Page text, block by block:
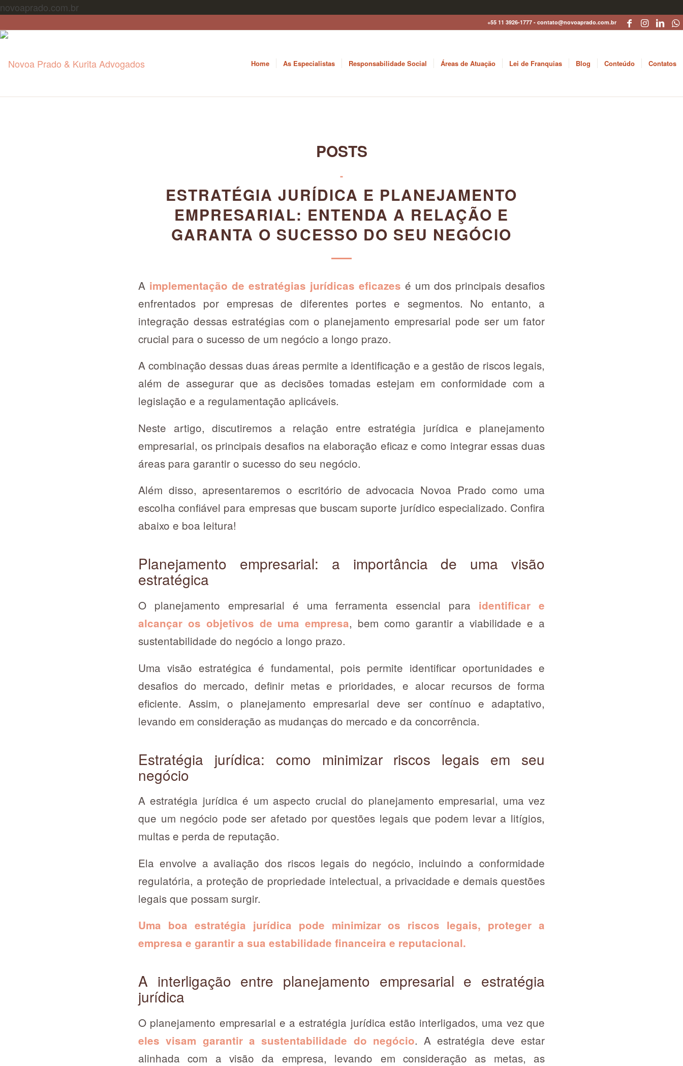
novoaprado.com.br
+55 11 3926-1777 - contato@novoaprado.com.br
Home As Especialistas Responsabilidade Social Áreas de Atuação Lei de Franquias Blog Conteúdo Contatos
POSTS
-
ESTRATÉGIA JURÍDICA E PLANEJAMENTO
EMPRESARIAL: ENTENDA A RELAÇÃO E
GARANTA O SUCESSO DO SEU NEGÓCIO
A implementação de estratégias jurídicas eficazes é um dos principais desafios
enfrentados por empresas de diferentes portes e segmentos. No entanto, a
integração dessas estratégias com o planejamento empresarial pode ser um fator
crucial para o sucesso de um negócio a longo prazo.
A combinação dessas duas áreas permite a identificação e a gestão de riscos legais,
além de assegurar que as decisões tomadas estejam em conformidade com a
legislação e a regulamentação aplicáveis.
Neste artigo, discutiremos a relação entre estratégia jurídica e planejamento
empresarial, os principais desafios na elaboração eficaz e como integrar essas duas
áreas para garantir o sucesso do seu negócio.
Além disso, apresentaremos o escritório de advocacia Novoa Prado como uma
escolha confiável para empresas que buscam suporte jurídico especializado. Confira
abaixo e boa leitura!
Planejamento empresarial: a importância de uma visão
estratégica
O planejamento empresarial é uma ferramenta essencial para identificar e
alcançar os objetivos de uma empresa, bem como garantir a viabilidade e a
sustentabilidade do negócio a longo prazo.
Uma visão estratégica é fundamental, pois permite identificar oportunidades e
desafios do mercado, definir metas e prioridades, e alocar recursos de forma
eficiente. Assim, o planejamento empresarial deve ser contínuo e adaptativo,
levando em consideração as mudanças do mercado e da concorrência.
Estratégia jurídica: como minimizar riscos legais em seu
negócio
A estratégia jurídica é um aspecto crucial do planejamento empresarial, uma vez
que um negócio pode ser afetado por questões legais que podem levar a litígios,
multas e perda de reputação.
Ela envolve a avaliação dos riscos legais do negócio, incluindo a conformidade
regulatória, a proteção de propriedade intelectual, a privacidade e demais questões
legais que possam surgir.
Uma boa estratégia jurídica pode minimizar os riscos legais, proteger a
empresa e garantir a sua estabilidade financeira e reputacional.
A interligação entre planejamento empresarial e estratégia
jurídica
O planejamento empresarial e a estratégia jurídica estão interligados, uma vez que
eles visam garantir a sustentabilidade do negócio. A estratégia deve estar
alinhada com a visão da empresa, levando em consideração as metas, as